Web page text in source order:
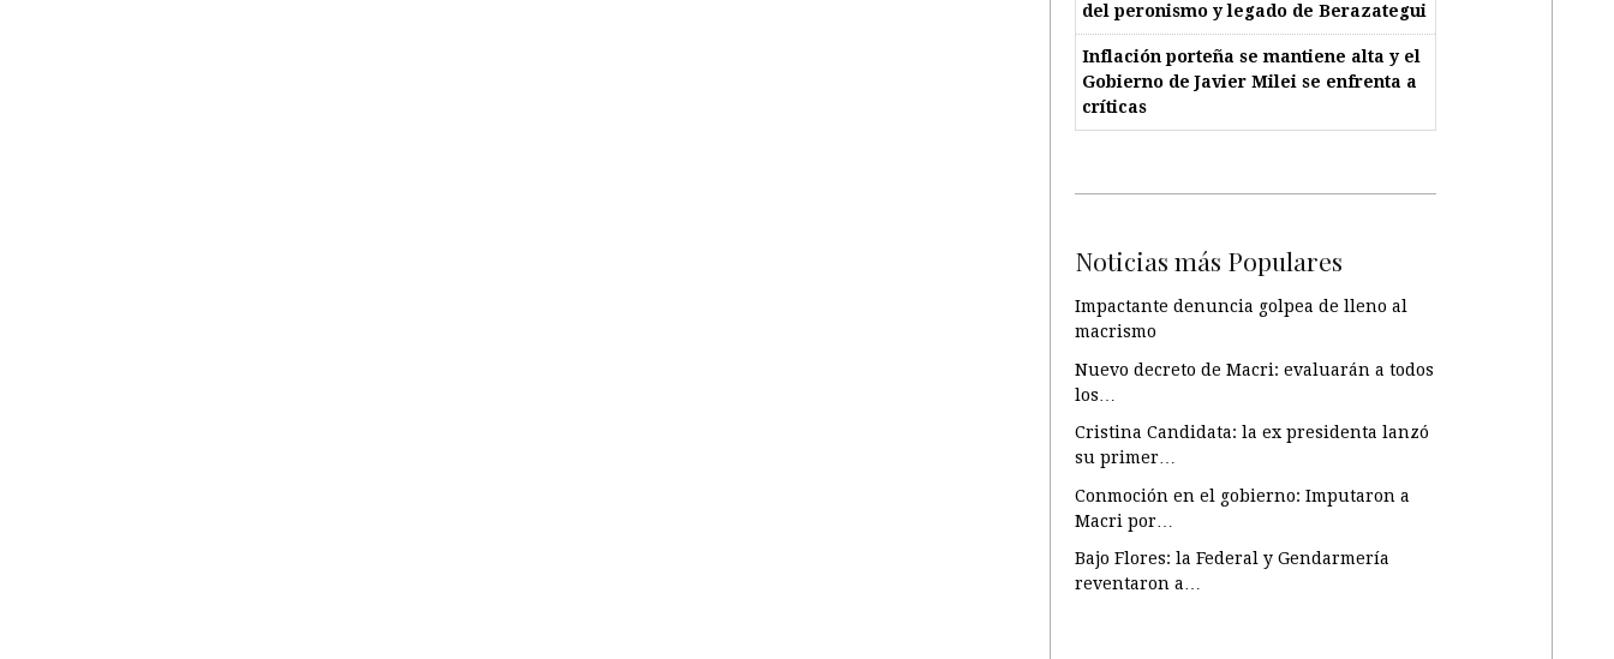
del peronismo y legado de Berazategui
Inflación porteña se mantiene alta y el
Gobierno de Javier Milei se enfrenta a
críticas
Noticias más Populares
Impactante denuncia golpea de lleno al
macrismo
Nuevo decreto de Macri: evaluarán a todos
los…
Cristina Candidata: la ex presidenta lanzó
su primer…
Conmoción en el gobierno: Imputaron a
Macri por…
Bajo Flores: la Federal y Gendarmería
reventaron a…